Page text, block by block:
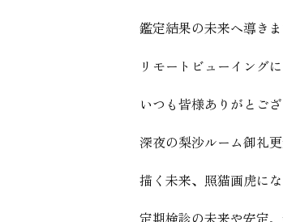
鑑定結果の未来へ導き
リモートビューイング
いつも皆様ありがとご
深夜の梨沙ルーム御礼
描く未来、照猫画虎に
定期検診の未来や安定